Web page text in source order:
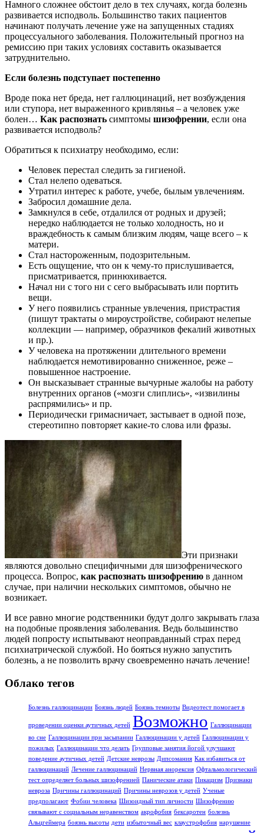
Намного сложнее обстоит дело в тех случаях, когда болезнь
развивается исподволь. Большинство таких пациентов
начинают получать лечение уже на запущенных стадиях
процессуального заболевания. Положительный прогноз на
ремиссию при таких условиях составить оказывается
затруднительно.
Если болезнь подступает постепенно
Вроде пока нет бреда, нет галлюцинаций, нет возбуждения
или ступора, нет выраженного кривлянья – а человек уже
болен… Как распознать симптомы шизофрении, если она
развивается исподволь?
Обратиться к психиатру необходимо, если:
Человек перестал следить за гигиеной.
Стал нелепо одеваться.
Утратил интерес к работе, учебе, былым увлечениям.
Забросил домашние дела.
Замкнулся в себе, отдалился от родных и друзей;
нередко наблюдается не только холодность, но и
враждебность к самым близким людям, чаще всего – к
матери.
Стал настороженным, подозрительным.
Есть ощущение, что он к чему-то прислушивается,
присматривается, принюхивается.
Начал ни с того ни с сего выбрасывать или портить
вещи.
У него появились странные увлечения, пристрастия
(пишут трактаты о мироустройстве, собирают нелепые
коллекции — например, образчиков фекалий животных
и пр.).
У человека на протяжении длительного времени
наблюдается немотивированно сниженное, реже –
повышенное настроение.
Он высказывает странные вычурные жалобы на работу
внутренних органов («мозги слиплись», «извилины
распрямились» и пр.
Периодически гримасничает, застывает в одной позе,
стереотипно повторяет какие-то слова или фразы.
Эти признаки
являются довольно специфичными для шизофренического
процесса. Вопрос, как распознать шизофрению в данном
случае, при наличии нескольких симптомов, обычно не
возникает.
И все равно многие родственники будут долго закрывать глаза
на подобные проявления заболевания. Ведь большинство
людей попросту испытывают неоправданный страх перед
психиатрической службой. Но бояться нужно запустить
болезнь, а не позволить врачу своевременно начать лечение!
Облако тегов
Болезнь галлюцинации Боязнь людей Боязнь темноты Видеотест помогает в
проведении оценки аутичных детей Возможно Галлюцинации
во сне Галлюцинации при засыпании Галлюцинации у детей Галлюцинации у
пожилых Галлюцинации что делать Групповые занятия йогой улучшают
поведение аутичных детей Детские неврозы Дипсомания Как избавиться от
галлюцинаций Лечение галлюцинаций Нервная анорексия Офтальмологический
тест определяет больных шизофренией Панические атаки Пикацизм Признаки
невроза Причины галлюцинаций Причины неврозов у детей Ученые
предполагают Фобии человека Шизоидный тип личности Шизофрению
связывают с социальным неравенством акрофобия бексаротен болезнь
Альцгеймера боязнь высоты дети избыточный вес клаустрофобия нарушение